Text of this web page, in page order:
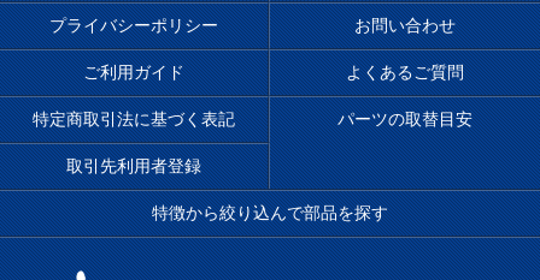
プライバシーポリシー お問い合わせ
ご利用ガイド よくあるご質問
特定商取引法に基づく表記 パーツの取替目安
取引先利用者登録
特徴から絞り込んで部品を探す